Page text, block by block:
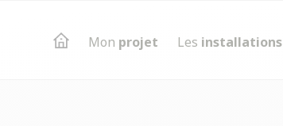
Mon projet Les installations